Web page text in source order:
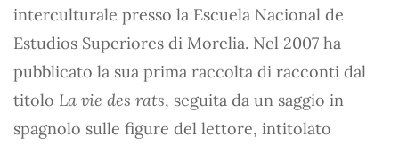
interculturale presso la Escuela Nacional de
Estudios Superiores di Morelia. Nel 2007 ha
pubblicato la sua prima raccolta di racconti dal
titolo La vie des rats, seguita da un saggio in
spagnolo sulle figure del lettore, intitolato